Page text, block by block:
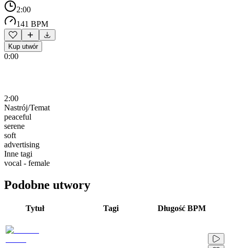
2:00
141 BPM
Kup utwór
0:00
2:00
Nastrój/Temat
peaceful
serene
soft
advertising
Inne tagi
vocal - female
Podobne utwory
Tytuł Tagi Długość BPM